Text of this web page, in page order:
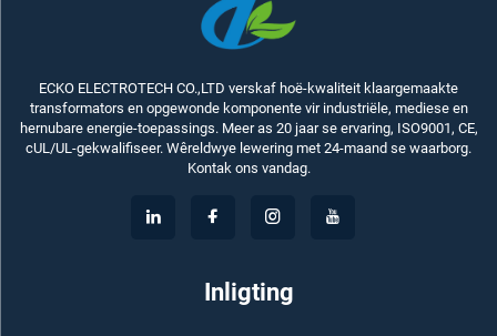
ECKO ELECTROTECH CO.,LTD verskaf hoë-kwaliteit klaargemaakte
transformators en opgewonde komponente vir industriële, mediese en
hernubare energie-toepassings. Meer as 20 jaar se ervaring, ISO9001, CE,
cUL/UL-gekwalifiseer. Wêreldwye lewering met 24-maand se waarborg.
Kontak ons vandag.
Inligting